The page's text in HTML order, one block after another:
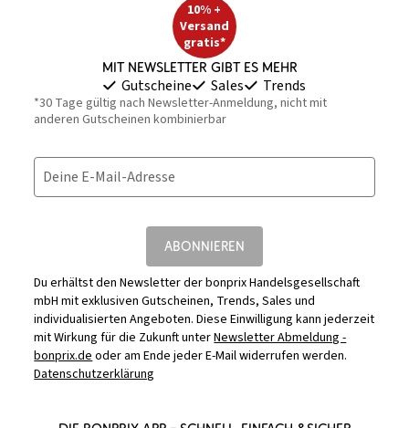
10% +
Versand
gratis*
Mit Newsletter gibt es mehr
Gutscheine Sales Trends
*30 Tage gültig nach Newsletter-Anmeldung, nicht mit
anderen Gutscheinen kombinierbar
Deine E-Mail-Adresse
ABONNIEREN
Du erhältst den Newsletter der bonprix Handelsgesellschaft
mbH mit exklusiven Gutscheinen, Trends, Sales und
individualisierten Angeboten. Diese Einwilligung kann jederzeit
mit Wirkung für die Zukunft unterNewsletter Abmeldung -
bonprix.deoder am Ende jeder E-Mail widerrufen werden.
Datenschutzerklärung